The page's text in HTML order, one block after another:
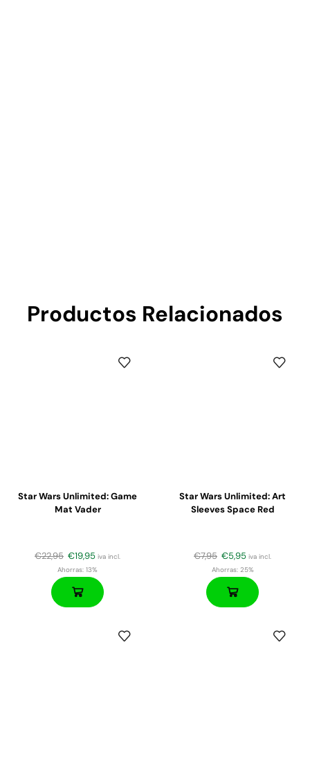
Productos Relacionados
Star Wars Unlimited: Game
Mat Vader
€22,95 €19,95 iva incl.
Ahorras: 13%
Star Wars Unlimited: Art
Sleeves Space Red
€7,95 €5,95 iva incl.
Ahorras:25%